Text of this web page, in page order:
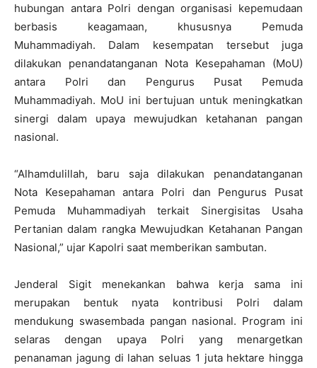
hubungan antara Polri dengan organisasi kepemudaan
berbasis keagamaan, khususnya Pemuda
Muhammadiyah. Dalam kesempatan tersebut juga
dilakukan penandatanganan Nota Kesepahaman (MoU)
antara Polri dan Pengurus Pusat Pemuda
Muhammadiyah. MoU ini bertujuan untuk meningkatkan
sinergi dalam upaya mewujudkan ketahanan pangan
nasional.
“Alhamdulillah, baru saja dilakukan penandatanganan
Nota Kesepahaman antara Polri dan Pengurus Pusat
Pemuda Muhammadiyah terkait Sinergisitas Usaha
Pertanian dalam rangka Mewujudkan Ketahanan Pangan
Nasional,” ujar Kapolri saat memberikan sambutan.
Jenderal Sigit menekankan bahwa kerja sama ini
merupakan bentuk nyata kontribusi Polri dalam
mendukung swasembada pangan nasional. Program ini
selaras dengan upaya Polri yang menargetkan
penanaman jagung di lahan seluas 1 juta hektare hingga